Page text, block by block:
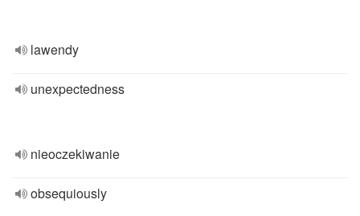
lawendy
unexpectedness
nieoczekiwanie
obsequiously